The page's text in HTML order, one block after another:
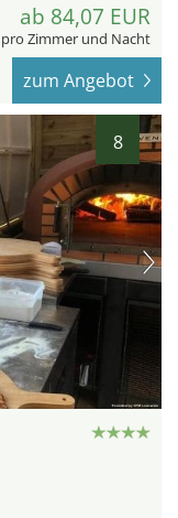
ab 84,07 EUR
pro Zimmer und Nacht
zum Angebot
8